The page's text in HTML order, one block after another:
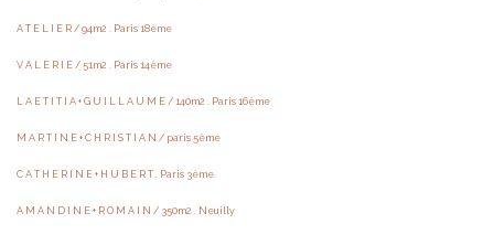
A T E L I E R / 94m2 . Paris 18ème
V A L E R I E / 51m2 . Paris 14ème
L A E T I T I A + G U I L L A U M E / 140m2 . Paris 16ème
M A R T I N E + C H R I S T I A N / paris 5ème
C A T H E R I N E + H U B E R T . Paris 3ème
A M A N D I N E + R O M A I N / 350m2 . Neuilly